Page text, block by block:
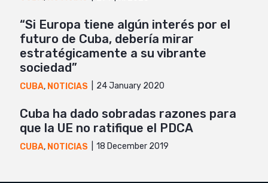
“Si Europa tiene algún interés por el
futuro de Cuba, debería mirar
estratégicamente a su vibrante
sociedad”
CUBA, NOTICIAS 24 January 2020
Cuba ha dado sobradas razones para
que la UE no ratifique el PDCA
CUBA, NOTICIAS 18 December 2019